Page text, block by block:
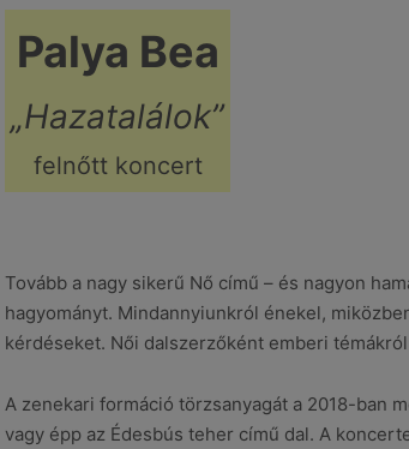
Palya Bea
„Hazatalálok”
felnőtt koncert
Tovább a nagy sikerű Nő című – és nagyon
hagyományt. Mindannyiunkról énekel,
kérdéseket. Női dalszerzőként emberi
A zenekari formáció törzsanyagát a 2018-ban
vagy épp az Édesbús teher című dal. A